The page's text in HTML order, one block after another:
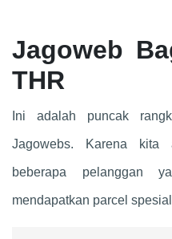
Jagoweb
THR
Ini adalah puncak
Jagowebs. Karena kita
beberapa pelanggan
mendapatkan parcel